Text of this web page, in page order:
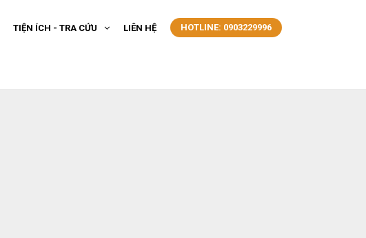
HOTLINE: 0903229996
TIỆN ÍCH - TRA CỨU LIÊN HỆ